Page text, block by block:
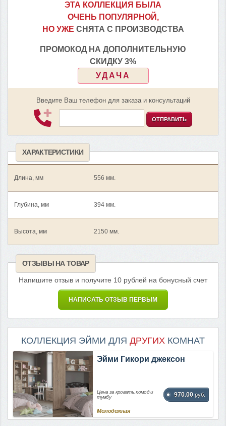
ЭТА КОЛЛЕКЦИЯ БЫЛА
ОЧЕНЬ ПОПУЛЯРНОЙ,
НО УЖЕ СНЯТА С ПРОИЗВОДСТВА
ПРОМОКОД НА ДОПОЛНИТЕЛЬНУЮ
СКИДКУ 3%
УДАЧА
Введите Ваш телефон для заказа и консультаций
ОТПРАВИТЬ
ХАРАКТЕРИСТИКИ
Длина, мм 556 мм.
Глубина, мм 394 мм.
Высота, мм 2150 мм.
ОТЗЫВЫ НА ТОВАР
Напишите отзыв и получите 10 рублей на бонусный счет
НАПИСАТЬ ОТЗЫВ ПЕРВЫМ
КОЛЛЕКЦИЯ ЭЙМИ ДЛЯ ДРУГИХ КОМНАТ
Эйми Гикори джексон
Цена за кровать, комод и
тумбу
970.00 руб.
Молодежная